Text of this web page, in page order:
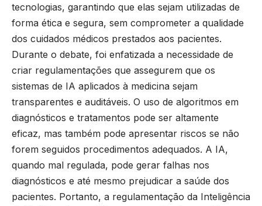
tecnologias, garantindo que elas sejam utilizadas de
forma ética e segura, sem comprometer a qualidade
dos cuidados médicos prestados aos pacientes.
Durante o debate, foi enfatizada a necessidade de
criar regulamentações que assegurem que os
sistemas de IA aplicados à medicina sejam
transparentes e auditáveis. O uso de algoritmos em
diagnósticos e tratamentos pode ser altamente
eficaz, mas também pode apresentar riscos se não
forem seguidos procedimentos adequados. A IA,
quando mal regulada, pode gerar falhas nos
diagnósticos e até mesmo prejudicar a saúde dos
pacientes. Portanto, a regulamentação da Inteligência